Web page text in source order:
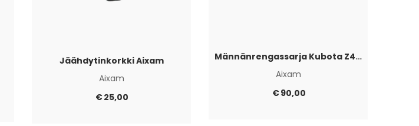
Jäähdytinkorkki Aixam
Aixam
€25,00
Männänrengassarja Kubota Z402
Aixam
€90,00